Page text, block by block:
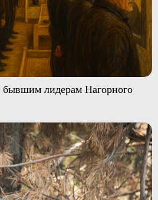
бывшим лидерам Нагорного